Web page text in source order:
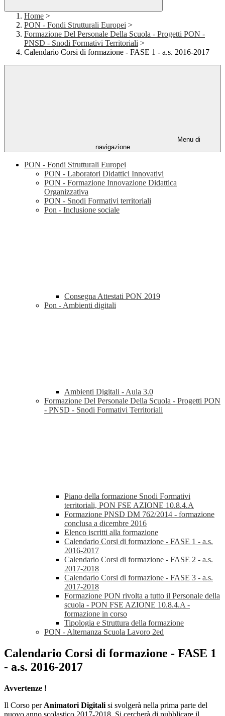
Home >
PON - Fondi Strutturali Europei >
Formazione Del Personale Della Scuola - Progetti PON -
PNSD - Snodi Formativi Territoriali >
Calendario Corsi di formazione - FASE 1 - a.s. 2016-2017
Menu di
navigazione
PON - Fondi Strutturali Europei
PON - Laboratori Didattici Innovativi
PON - Formazione Innovazione Didattica
Organizzativa
PON - Snodi Formativi territoriali
Pon - Inclusione sociale
Consegna Attestati PON 2019
Pon - Ambienti digitali
Ambienti Digitali - Aula 3.0
Formazione Del Personale Della Scuola - Progetti PON
- PNSD - Snodi Formativi Territoriali
Piano della formazione Snodi Formativi
territoriali, PON FSE AZIONE 10.8.4.A
Formazione PNSD DM 762/2014 - formazione
conclusa a dicembre 2016
Elenco iscritti alla formazione
Calendario Corsi di formazione - FASE 1 - a.s.
2016-2017
Calendario Corsi di formazione - FASE 2 - a.s.
2017-2018
Calendario Corsi di formazione - FASE 3 - a.s.
2017-2018
Formazione PON rivolta a tutto il Personale della
scuola - PON FSE AZIONE 10.8.4.A -
formazione in corso
Tipologia e Struttura della formazione
PON - Alternanza Scuola Lavoro 2ed
Calendario Corsi di formazione - FASE 1
- a.s. 2016-2017
Avvertenze !
Il Corso per Animatori Digitali si svolgerà nella prima parte del